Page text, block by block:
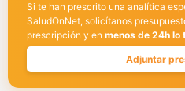
Si te han prescrito una analítica
SaludOnNet, solicítanos
prescripción y en menos de 24h lo
Adjuntar